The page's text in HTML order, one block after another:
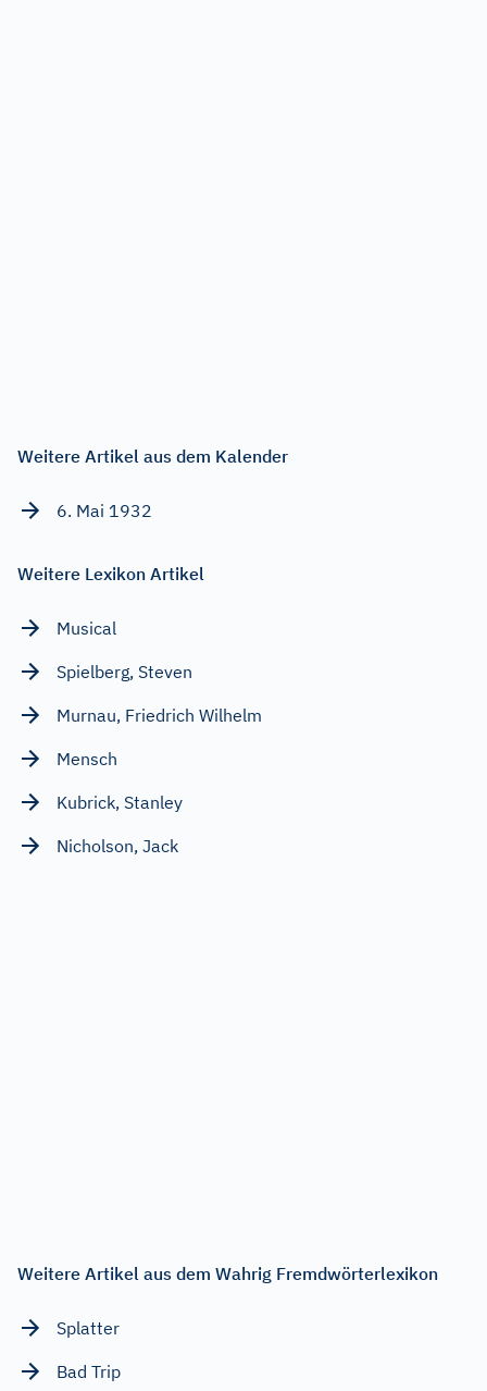
Weitere Artikel aus dem Kalender
6. Mai 1932
Weitere Lexikon Artikel
Musical
Spielberg, Steven
Murnau, Friedrich Wilhelm
Mensch
Kubrick, Stanley
Nicholson, Jack
Weitere Artikel aus dem Wahrig Fremdwörterlexikon
Splatter
Bad Trip